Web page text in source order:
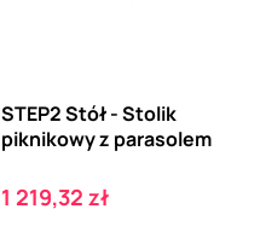
STEP2 Stół - Stolik
piknikowy z parasolem
Cena
1 219,32 zł